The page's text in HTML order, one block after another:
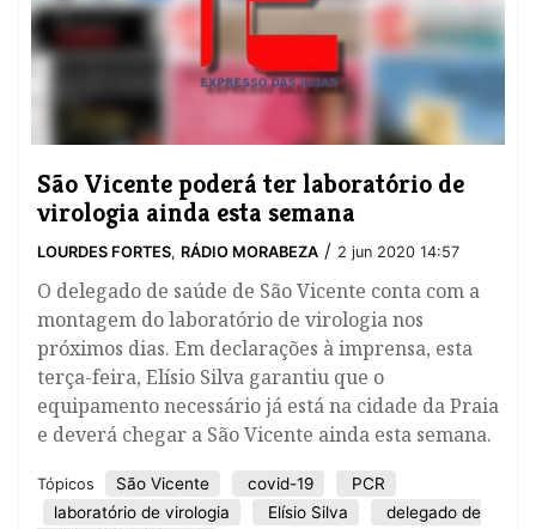
São Vicente poderá ter laboratório de
virologia ainda esta semana
LOURDES FORTES, RÁDIO MORABEZA / 2 jun 2020 14:57
O delegado de saúde de São Vicente conta com a
montagem do laboratório de virologia nos
próximos dias. Em declarações à imprensa, esta
terça-feira, Elísio Silva garantiu que o
equipamento necessário já está na cidade da Praia
e deverá chegar a São Vicente ainda esta semana.
Tópicos São Vicente covid-19
PCR
laboratório de virologia
Elísio Silva
delegado de